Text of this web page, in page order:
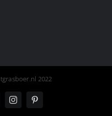
2022
InstagramPinterest